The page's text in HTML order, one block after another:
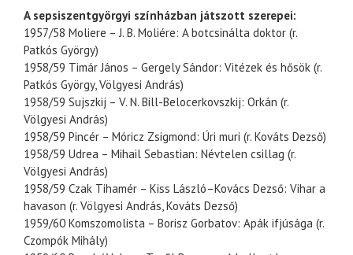
A sepsiszentgyörgyi színházban játszott szerepei:
1957/58 Moliere – J. B. Moliére: A botcsinálta doktor (r.
Patkós György)
1958/59 Timár János – Gergely Sándor: Vitézek és hősök (r.
Patkós György, Völgyesi András)
1958/59 Sujszkij – V. N. Bill-Belocerkovszkij: Orkán (r.
Völgyesi András)
1958/59 Pincér – Móricz Zsigmond: Úri muri (r. Kováts Dezső)
1958/59 Udrea – Mihail Sebastian: Névtelen csillag (r.
Völgyesi András)
1958/59 Czak Tihamér – Kiss László–Kovács Dezső: Vihar a
havason (r. Völgyesi András, Kováts Dezső)
1959/60 Komszomolista – Borisz Gorbatov: Apák ifjúsága (r.
Czompók Mihály)